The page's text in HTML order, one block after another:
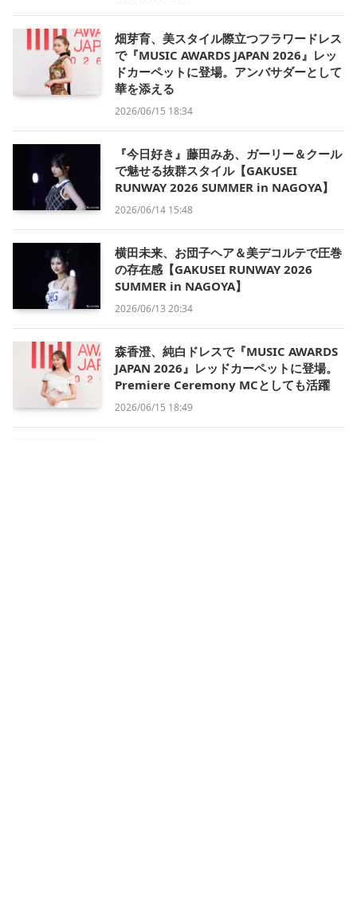
畑芽育、美スタイル際立つフラワードレス
で『MUSIC AWARDS JAPAN 2026』レッ
ドカーペットに登場。アンバサダーとして
華を添える
2026/06/15 18:34
『今日好き』藤田みあ、ガーリー＆クール
で魅せる抜群スタイル【GAKUSEI
RUNWAY 2026 SUMMER in NAGOYA】
2026/06/14 15:48
横田未来、お団子ヘア＆美デコルテで圧巻
の存在感【GAKUSEI RUNWAY 2026
SUMMER in NAGOYA】
2026/06/13 20:34
森香澄、純白ドレスで『MUSIC AWARDS
JAPAN 2026』レッドカーペットに登場。
Premiere Ceremony MCとしても活躍
2026/06/15 18:49